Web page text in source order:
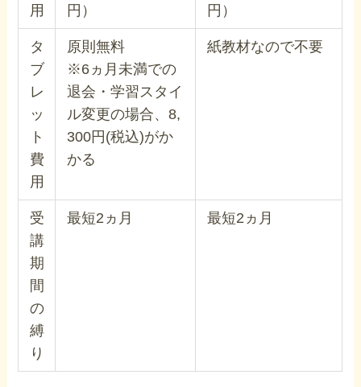
用 円） 円）
タ
ブ
レ
ッ
ト
費
用
原則無料
※6ヵ月未満での
退会・学習スタイ
ル変更の場合、8,
300円(税込)がか
かる
紙教材なので不要
受
講
期
間
の
縛
り
最短2ヵ月 最短2ヵ月